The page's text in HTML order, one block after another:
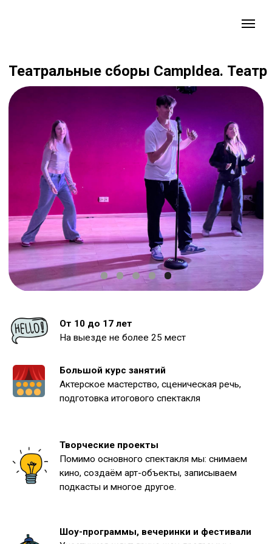
От 10 до 17 лет
На выезде не более 25 мест
Большой курс занятий
Актерское мастерство, сценическая речь,
подготовка итогового спектакля
Творческие проекты
Помимо основного спектакля мы: снимаем
кино, создаём арт-объекты, записываем
Шоу-программы, вечеринки и фестивали
Участников ждут яркие шоу-программы,
тематические вечеринки и арт-фестивали
Забронировать